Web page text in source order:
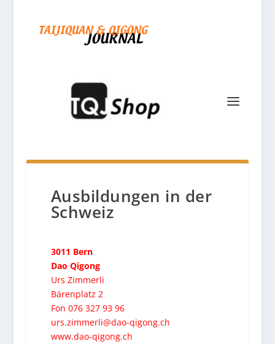
Ausbildungen in der
Schweiz
3011 Bern
Dao Qigong
Urs Zimmerli
Bärenplatz 2
Fon 076 327 93 96
urs.zimmerli@dao-qigong.ch
www.dao-qigong.ch